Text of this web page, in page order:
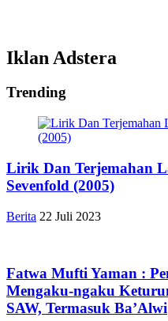
Iklan Adstera
Trending
Lirik Dan Terjemahan
Sevenfold (2005)
Berita 22 Juli 2023
Fatwa Mufti Yaman :
Mengaku-ngaku
SAW, Termasuk Ba’Alwi